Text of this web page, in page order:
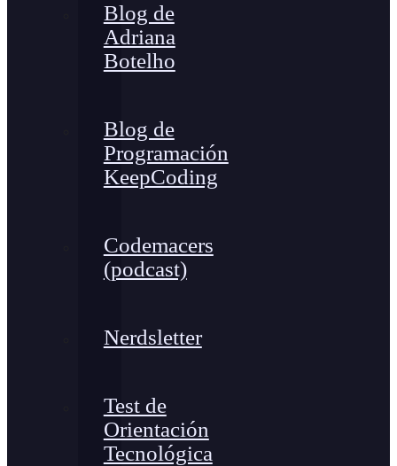
Blog de
Adriana
Botelho
Blog de
Programación
KeepCoding
Codemacers
(podcast)
Nerdsletter
Test de
Orientación
Tecnológica